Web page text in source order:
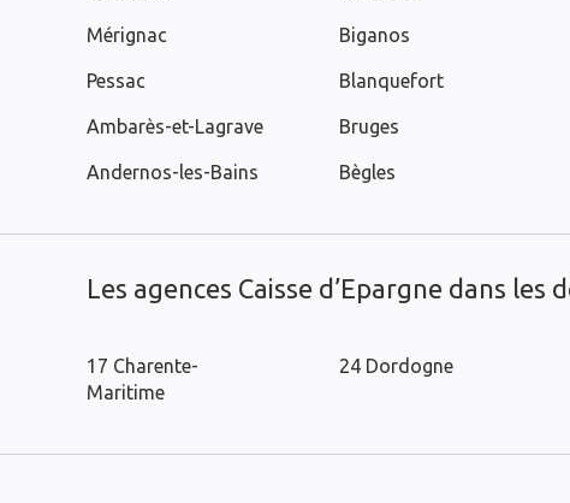
Mérignac
Pessac
Ambarès-et-Lagrave
Andernos-les-Bains
Biganos
Blanquefort
Bruges
Bègles
Les agences Caisse d’Epargne dans
17 Charente-
Maritime
24 Dordogne